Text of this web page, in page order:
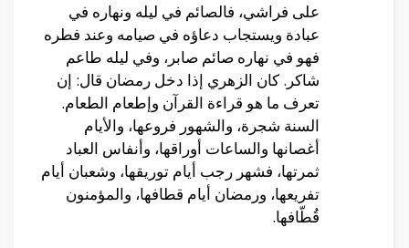
على فراشي، فالصائم في ليله ونهاره في
عبادة ويستجاب دعاؤه في صيامه وعند فطره
فهو في نهاره صائم صابر، وفي ليله طاعم
شاكر. كان الزهري إذا دخل رمضان قال: إن
تعرف ما هو قراءة القرآن وإطعام الطعام.
السنة شجرة، والشهور فروعها، والأيام
أغصانها والساعات أوراقها، وأنفاس العباد
ثمرتها، فشهر رجب أيام توريقها، وشعبان أيام
تفريعها، ورمضان أيام قطافها، والمؤمنون
قُطّافها.